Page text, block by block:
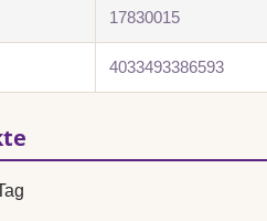
17830015
4033493386593